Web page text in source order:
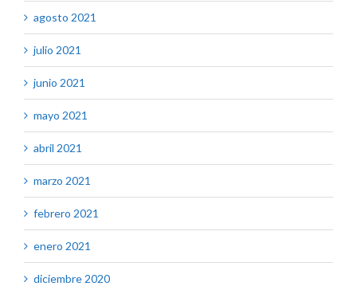
agosto 2021
julio 2021
junio 2021
mayo 2021
abril 2021
marzo 2021
febrero 2021
enero 2021
diciembre 2020